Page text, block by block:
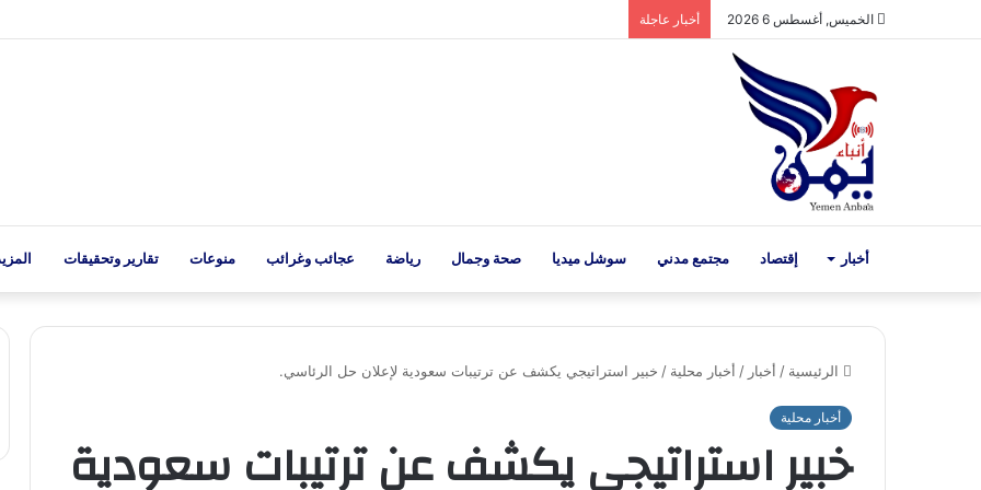
الخميس, أغسطس 6 2026 أخبار عاجلة
أخبار إقتصاد مجتمع مدني سوشل ميديا صحة وجمال رياضة عجائب وغرائب منوعات تقارير وتحقيقات
الرئيسية / أخبار / أخبار محلية / خبير استراتيجي يكشف عن ترتيبات سعودية لإعلان حل الرئاسي.
أخبار محلية
خبير استراتيجي يكشف عن ترتيبات سعودية